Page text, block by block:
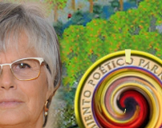
Saltar
al
contenido
'
'